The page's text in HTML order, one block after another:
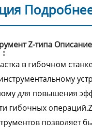
Z-типа Описание
в гибочном
для повышения
гибочных
позволяет